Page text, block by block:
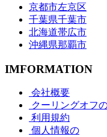
京都市左京区
千葉県千葉市
北海道帯広市
沖縄県那覇市
IMFORMATION
会社概要
クーリングオフ
利用規約
個人情報の